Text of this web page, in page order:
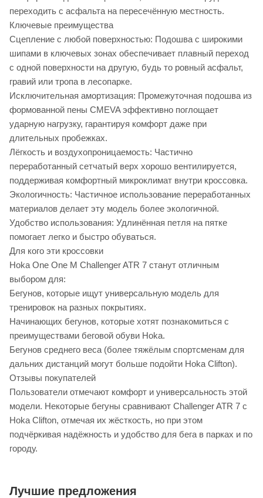
переходить с асфальта на пересечённую местность.
Ключевые преимущества
Сцепление с любой поверхностью: Подошва с широкими
шипами в ключевых зонах обеспечивает плавный переход
с одной поверхности на другую, будь то ровный асфальт,
гравий или тропа в лесопарке.
Исключительная амортизация: Промежуточная подошва из
формованной пены CMEVA эффективно поглощает
ударную нагрузку, гарантируя комфорт даже при
длительных пробежках.
Лёгкость и воздухопроницаемость: Частично
переработанный сетчатый верх хорошо вентилируется,
поддерживая комфортный микроклимат внутри кроссовка.
Экологичность: Частичное использование переработанных
материалов делает эту модель более экологичной.
Удобство использования: Удлинённая петля на пятке
помогает легко и быстро обуваться.
Для кого эти кроссовки
Hoka One One M Challenger ATR 7 станут отличным
выбором для:
Бегунов, которые ищут универсальную модель для
тренировок на разных покрытиях.
Начинающих бегунов, которые хотят познакомиться с
преимуществами беговой обуви Hoka.
Бегунов среднего веса (более тяжёлым спортсменам для
дальних дистанций могут больше подойти Hoka Clifton).
Отзывы покупателей
Пользователи отмечают комфорт и универсальность этой
модели. Некоторые бегуны сравнивают Challenger ATR 7 с
Hoka Clifton, отмечая их жёсткость, но при этом
подчёркивая надёжность и удобство для бега в парках и по
городу.
Лучшие предложения